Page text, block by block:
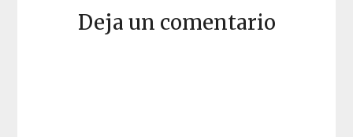
Deja un comentario